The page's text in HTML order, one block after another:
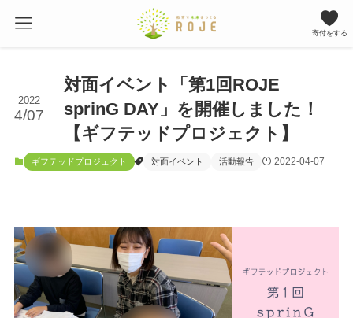
寄付をする
対面イベント「第1回ROJE
sprinG DAY」を開催しました！
【ギフテッドプロジェクト】
2022
4/07
ギフテッドプロジェクト 対面イベント 活動報告 2022-04-07